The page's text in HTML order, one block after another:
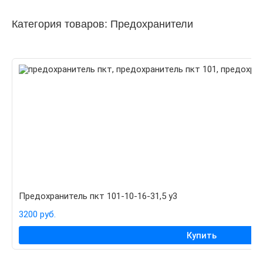
Категория товаров: Предохранители
Предохранитель пкт 101-10-16-31,5 у3
3200 руб.
Купить